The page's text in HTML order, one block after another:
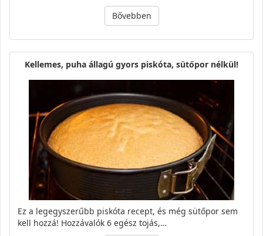
Bővebben
Kellemes, puha állagú gyors piskóta, sütőpor nélkül!
Ez a legegyszerűbb piskóta recept, és még sütőpor sem
kell hozzá! Hozzávalók 6 egész tojás,…